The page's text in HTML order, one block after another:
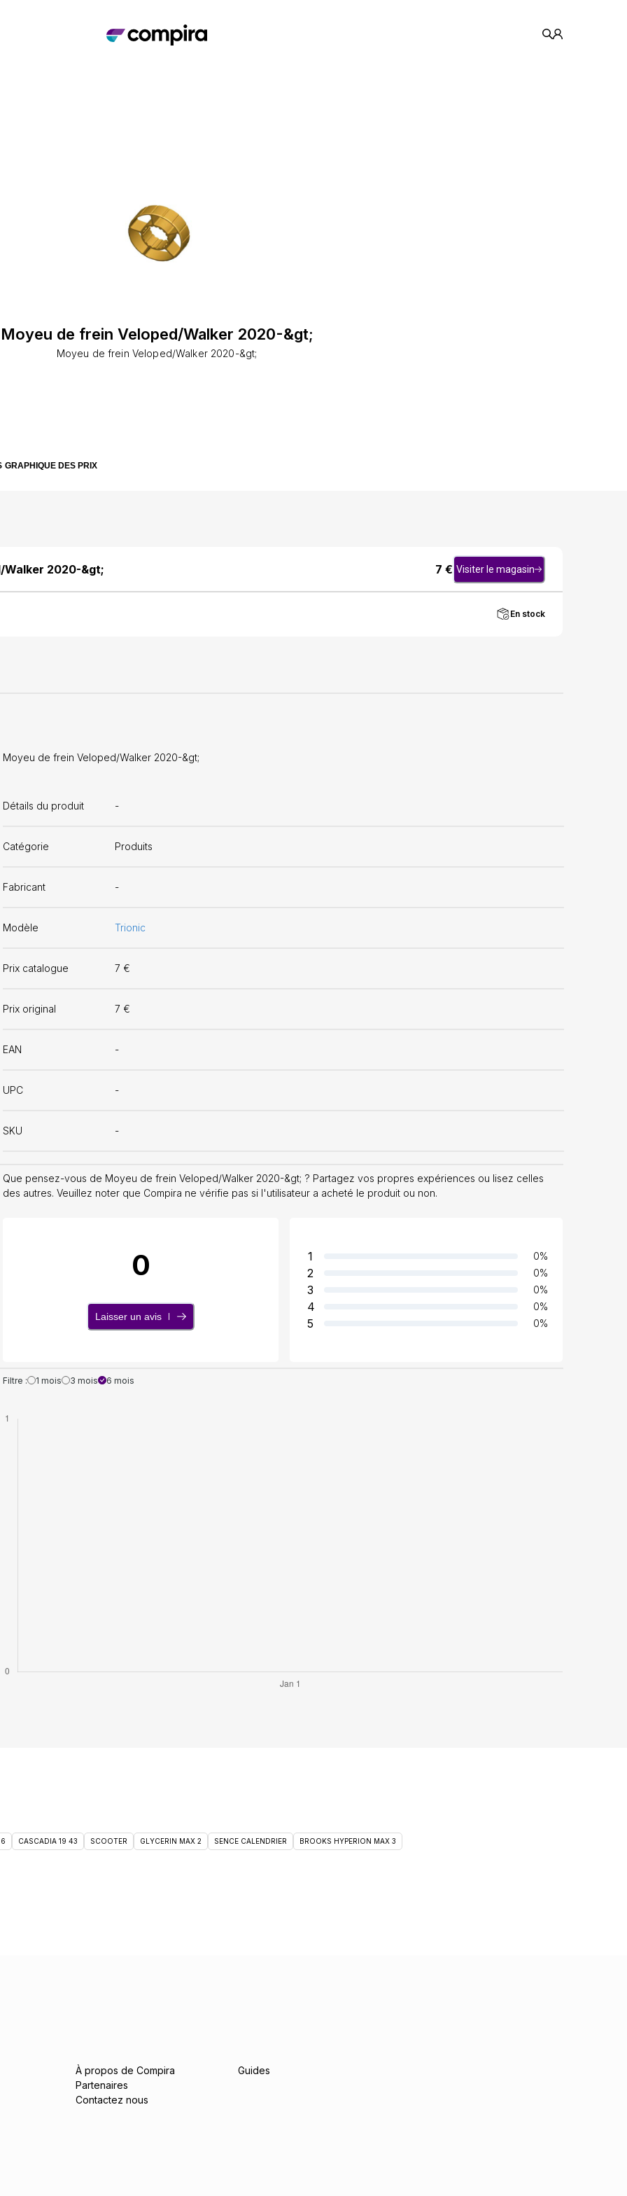
Moyeu de frein Veloped/Walker 2020-&gt;
Moyeu de frein Veloped/Walker 2020-&gt;
GRAPHIQUE DES PRIX
Walker 2020-&gt; 7 € Visiter le magasin
En stock
Moyeu de frein Veloped/Walker 2020-&gt;
Détails du produit -
Catégorie Produits
Fabricant -
Modèle Trionic
Prix catalogue 7 €
Prix original 7 €
EAN -
UPC -
SKU -
Que pensez-vous de Moyeu de frein Veloped/Walker 2020-&gt; ? Partagez vos propres expériences ou lisez celles
des autres. Veuillez noter que Compira ne vérifie pas si l'utilisateur a acheté le produit ou non.
0
Laisser un avis
1 0%
2 0%
3 0%
4 0%
5 0%
Filtre : 1 mois 3 mois 6 mois
CASCADIA 19 43 SCOOTER GLYCERIN MAX 2 SENCE CALENDRIER BROOKS HYPERION MAX 3
À propos de Compira
Partenaires
Contactez nous
Guides